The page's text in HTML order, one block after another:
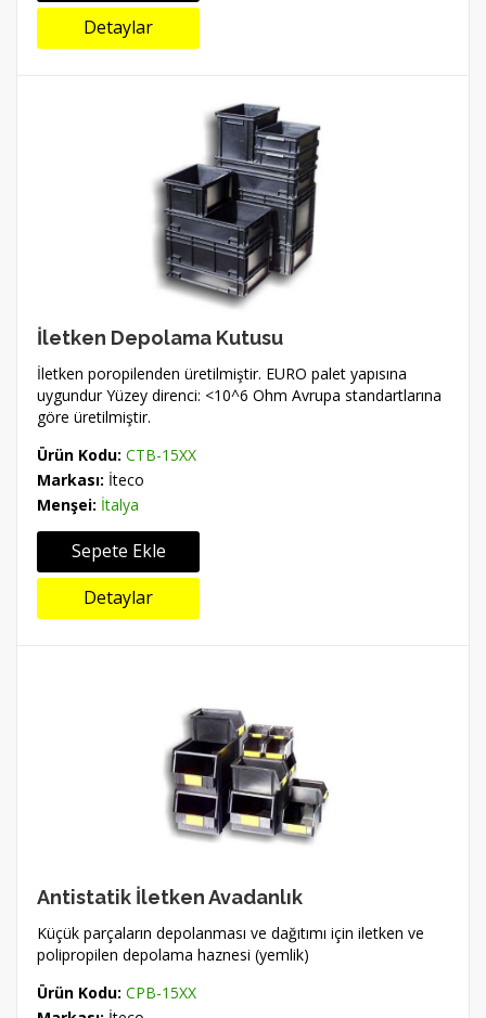
Detaylar
İletken Depolama Kutusu
İletken poropilenden üretilmiştir. EURO palet yapısına
uygundur Yüzey direnci: <10^6 Ohm Avrupa standartlarına
göre üretilmiştir.
Ürün Kodu: CTB-15XX
Markası: İteco
Menşei: İtalya
Sepete Ekle
Detaylar
Antistatik İletken Avadanlık
Küçük parçaların depolanması ve dağıtımı için iletken ve
polipropilen depolama haznesi (yemlik)
Ürün Kodu: CPB-15XX